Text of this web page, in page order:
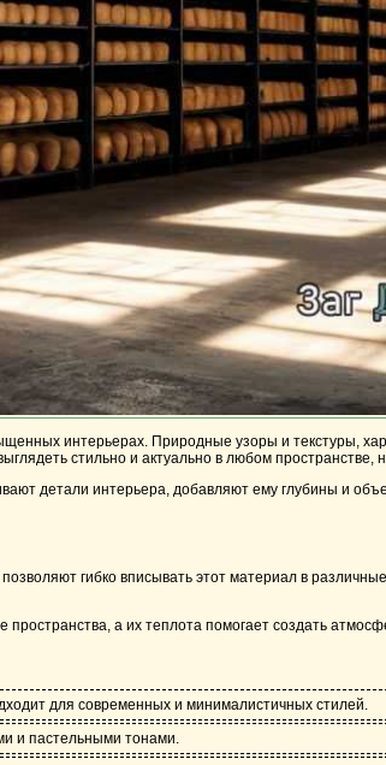
интерьерах. Природные узоры и текстуры,
стильно и актуально в любом
детали интерьера, добавляют ему глубины и
гибко вписывать этот материал в
а их теплота помогает создать
для современных и минималистичных стилей.
и пастельными тонами.